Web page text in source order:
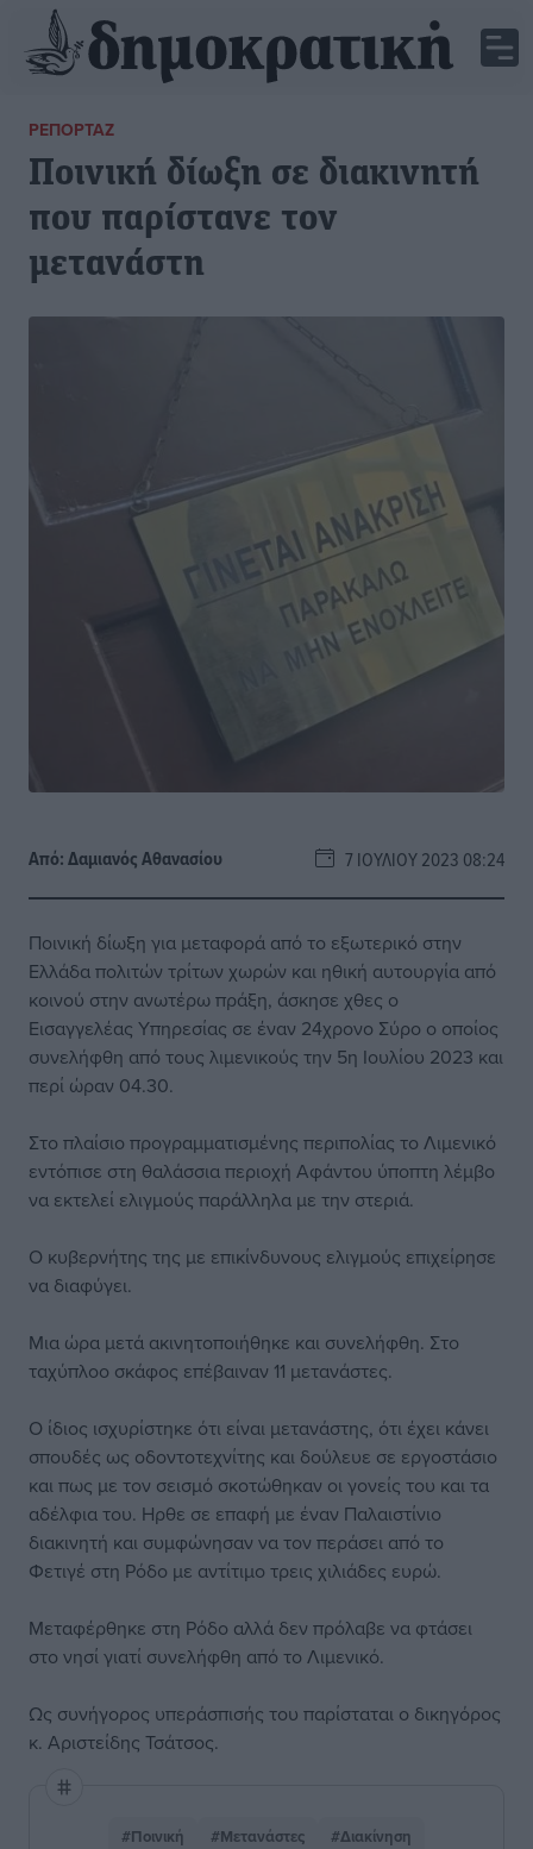
ΡΕΠΟΡΤΆΖ
Ποινική δίωξη σε διακινητή
που παρίστανε τον
μετανάστη
Από:Δαμιανός Αθανασίου 7 ΙΟΥΛΊΟΥ 2023 08:24
Ποινική δίωξη για μεταφορά από το εξωτερικό στην
Ελλάδα πολιτών τρίτων χωρών και ηθική αυτουργία από
κοινού στην ανωτέρω πράξη, άσκησε χθες ο
Εισαγγελέας Υπηρεσίας σε έναν 24χρονο Σύρο ο οποίος
συνελήφθη από τους λιμενικούς την 5η Ιουλίου 2023 και
περί ώραν 04.30.
Στο πλαίσιο προγραμματισμένης περιπολίας το Λιμενικό
εντόπισε στη θαλάσσια περιοχή Αφάντου ύποπτη λέμβο
να εκτελεί ελιγμούς παράλληλα με την στεριά.
Ο κυβερνήτης της με επικίνδυνους ελιγμούς επιχείρησε
να διαφύγει.
Μια ώρα μετά ακινητοποιήθηκε και συνελήφθη. Στο
ταχύπλοο σκάφος επέβαιναν 11 μετανάστες.
Ο ίδιος ισχυρίστηκε ότι είναι μετανάστης, ότι έχει κάνει
σπουδές ως οδοντοτεχνίτης και δούλευε σε εργοστάσιο
και πως με τον σεισμό σκοτώθηκαν οι γονείς του και τα
αδέλφια του. Ηρθε σε επαφή με έναν Παλαιστίνιο
διακινητή και συμφώνησαν να τον περάσει από το
Φετιγέ στη Ρόδο με αντίτιμο τρεις χιλιάδες ευρώ.
Μεταφέρθηκε στη Ρόδο αλλά δεν πρόλαβε να φτάσει
στο νησί γιατί συνελήφθη από το Λιμενικό.
Ως συνήγορος υπεράσπισής του παρίσταται ο δικηγόρος
κ. Αριστείδης Τσάτσος.
#Ποινική #Μετανάστες #Διακίνηση